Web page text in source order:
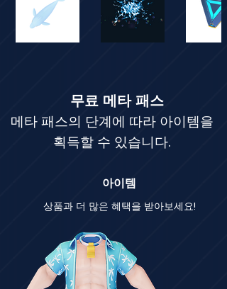
무료 메타 패스
메타 패스의 단계에 따라 아이템을
획득할 수 있습니다.
아이템
상품과 더 많은 혜택을 받아보세요!